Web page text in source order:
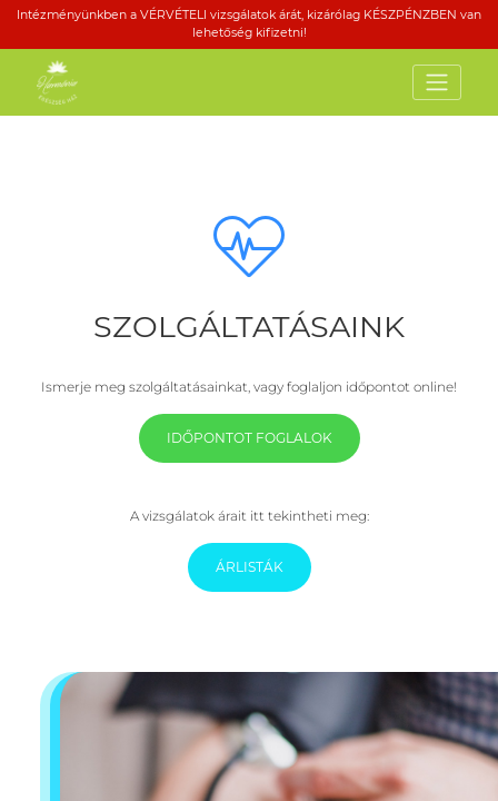
Intézményünkben a VÉRVÉTELI vizsgálatok árát, kizárólag KÉSZPÉNZBEN van
lehetőség kifizetni!
SZOLGÁLTATÁSAINK
Ismerje meg szolgáltatásainkat, vagy foglaljon időpontot online!
IDŐPONTOT FOGLALOK
A vizsgálatok árait itt tekintheti meg:
ÁRLISTÁK